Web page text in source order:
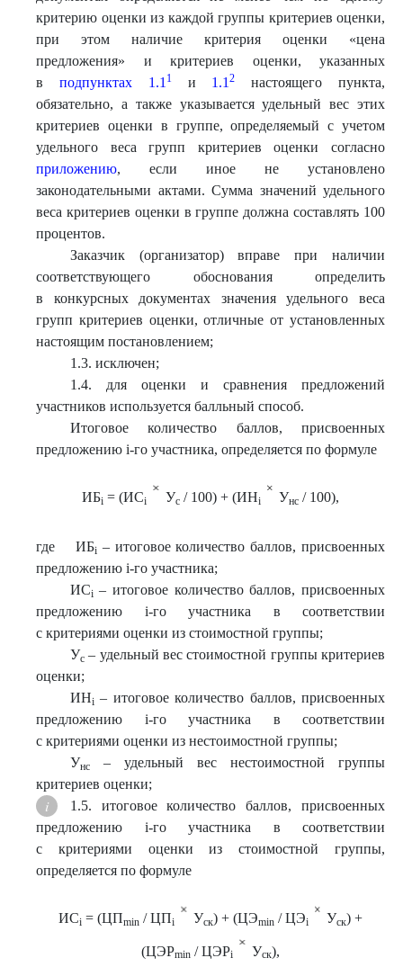
критерию оценки из каждой группы критериев оценки,
при этом наличие критерия оценки «цена
предложения» и критериев оценки, указанных
в подпунктах 1.1 1и 1.12
настоящего пункта,
обязательно, а также указывается удельный вес этих
критериев оценки в группе, определяемый с учетом
удельного веса групп критериев оценки согласно
приложению, если иное не установлено
законодательными актами. Сумма значений удельного
веса критериев оценки в группе должна составлять 100
процентов.
Заказчик (организатор) вправе при наличии
соответствующего обоснования определить
в конкурсных документах значения удельного веса
групп критериев оценки, отличные от установленных
настоящим постановлением;
1.3. исключен;
1.4. для оценки и сравнения предложений
участников используется балльный способ.
Итоговое количество баллов, присвоенных
предложению i-го участника, определяется по формуле
ИБі = (ИСі Ус/ 100) + (ИНі Унс/ 100),
где ИБi – итоговое количество баллов, присвоенных
предложению i-го участника;
ИСi– итоговое количество баллов, присвоенных
предложению i-го участника в соответствии
с критериями оценки из стоимостной группы;
Ус– удельный вес стоимостной группы критериев
оценки;
ИНi– итоговое количество баллов, присвоенных
предложению i-го участника в соответствии
с критериями оценки из нестоимостной группы;
Унс– удельный вес нестоимостной группы
критериев оценки;
1.5. итоговое количество баллов, присвоенных
предложению i-го участника в соответствии
с критериями оценки из стоимостной группы,
определяется по формуле
ИСi = (ЦПmin / ЦПi Уск) + (ЦЭmin/ ЦЭi Уск) +
(ЦЭРmin / ЦЭРi Уск),